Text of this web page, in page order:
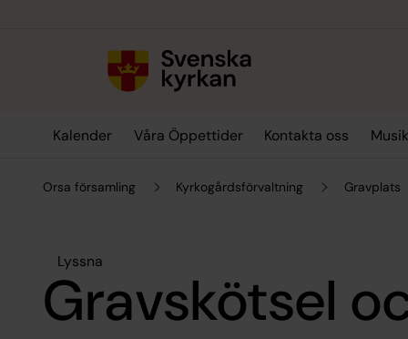
Kalender Våra Öppettider Kontakta oss
Orsa församling Kyrkogårdsförvaltning Gravplats
Lyssna
Gravskötsel